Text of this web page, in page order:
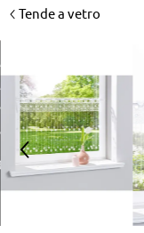
<Tende a vetro
<